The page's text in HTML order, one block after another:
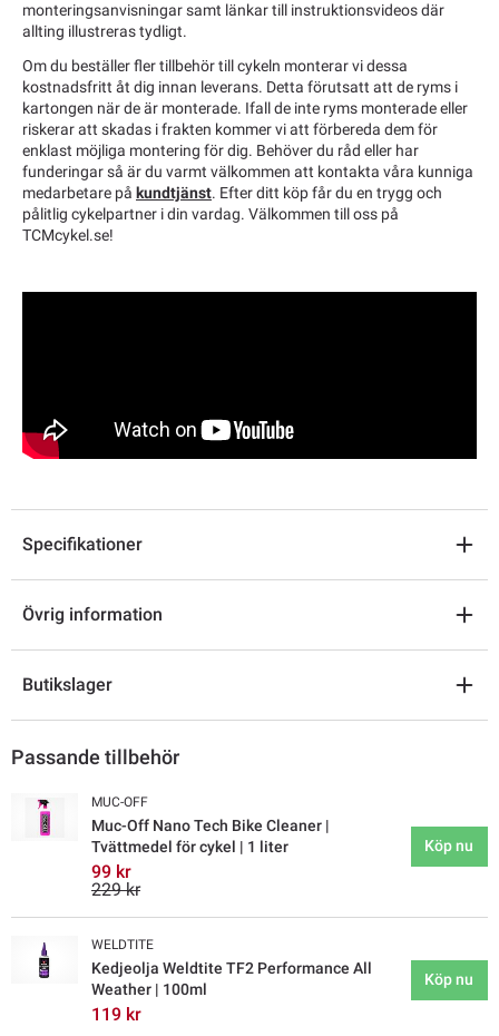
monteringsanvisningar samt länkar till instruktionsvideos där
allting illustreras tydligt.
Om du beställer fler tillbehör till cykeln monterar vi dessa
kostnadsfritt åt dig innan leverans. Detta förutsatt att de ryms i
kartongen när de är monterade. Ifall de inte ryms monterade eller
riskerar att skadas i frakten kommer vi att förbereda dem för
enklast möjliga montering för dig. Behöver du råd eller har
funderingar så är du varmt välkommen att kontakta våra kunniga
medarbetare på kundtjänst. Efter ditt köp får du en trygg och
pålitlig cykelpartner i din vardag. Välkommen till oss på
TCMcykel.se!
Specifikationer
Övrig information
Butikslager
Passande tillbehör
MUC-OFF
Muc-Off Nano Tech Bike Cleaner |
Tvättmedel för cykel | 1 liter
99 kr
229 kr
Köp nu
WELDTITE
Kedjeolja Weldtite TF2 Performance All
Weather | 100ml
119 kr
Köp nu